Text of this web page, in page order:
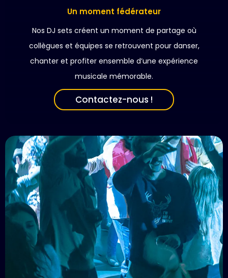
Un moment fédérateur
Nos DJ sets créent un moment de partage où
collègues et équipes se retrouvent pour danser,
chanter et profiter ensemble d’une expérience
musicale mémorable.
Contactez-nous !